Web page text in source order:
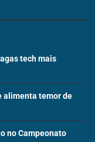
tech mais
alimenta temor de
no Campeonato